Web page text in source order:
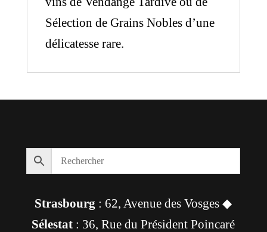
Sélection de Grains Nobles d’une
délicatesse rare.
Strasbourg : 62, Avenue des Vosges ◆
Sélestat : 36, Rue du Président Poincaré